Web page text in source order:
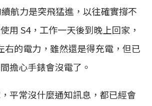
航力是突飛猛進，以往確實撐不
用 S4，工作一天後到晚上回家，
右的電力，雖然還是得充電，但已
擔心手錶會沒電了。
平常沒什麼通知訊息，都已經會